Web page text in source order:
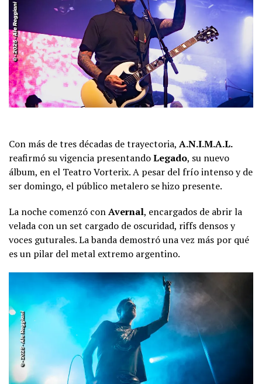
Con más de tres décadas de trayectoria, A.N.I.M.A.L.
reafirmó su vigencia presentandoLegado, su nuevo
álbum, en el Teatro Vorterix. A pesar del frío intenso y de
ser domingo, el público metalero se hizo presente.
La noche comenzó conAvernal, encargados de abrir la
velada con un set cargado de oscuridad, riffs densos y
voces guturales. La banda demostró una vez más por qué
es un pilar del metal extremo argentino.